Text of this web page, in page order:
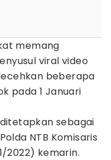
memang
viral video
beberapa
pada 1 Januari
sebagai
NTB Komisaris
2022) kemarin.